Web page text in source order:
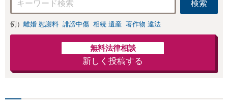
意見照会が来たと
きの対処法、被害
者との示談交渉
検索
例） 離婚 慰謝料 誹謗中傷 相続 遺産 著作物 違法
無料法律相談
新しく投稿する